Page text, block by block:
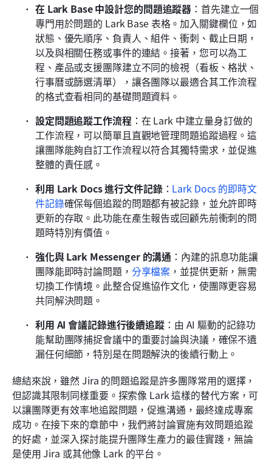
在 Lark Base 中設計您的問題追蹤器 ：首先建立一個
專門用於問題的 Lark Base 表格。加入關鍵欄位，如
狀態、優先順序、負責人、組件、衝刺、截止日期，
以及與相關任務或事件的連結。接著，您可以為工
程、產品或支援團隊建立不同的檢視（看板、格狀、
行事曆或篩選清單），讓各團隊以最適合其工作流程
的格式查看相同的基礎問題資料。
設定問題追蹤工作流程 ：在 Lark 中建立量身訂做的
工作流程，可以簡單且直觀地管理問題追蹤過程。這
讓團隊能夠自訂工作流程以符合其獨特需求，並促進
整體的責任感。
利用 Lark Docs 進行文件記錄： Lark Docs 的即時文
件記錄確保每個追蹤的問題都有被記錄，並允許即時
更新的存取。此功能在產生報告或回顧先前衝刺的問
題時特別有價值。
強化與 Lark Messenger 的溝通 ：內建的訊息功能讓
團隊能即時討論問題， 分享檔案 ，並提供更新，無需
切換工作情境。此整合促進協作文化，使團隊更容易
共同解決問題。
利用 AI 會議記錄進行後續追蹤：由 AI 驅動的記錄功
能幫助團隊捕捉會議中的重要討論與決議，確保不遺
漏任何細節，特別是在問題解決的後續行動上。
總結來說，雖然 Jira 的問題追蹤是許多團隊常用的選擇，
但認識其限制同樣重要。探索像 Lark 這樣的替代方案，可
以讓團隊更有效率地追蹤問題，促進溝通，最終達成專案
成功。在接下來的章節中，我們將討論實施有效問題追蹤
的好處，並深入探討能提升團隊生產力的最佳實踐，無論
是使用 Jira 或其他像 Lark 的平台。